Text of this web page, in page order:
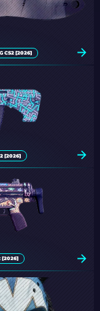
CS2 [2026]
[2026]
[2026]